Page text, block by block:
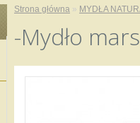
Strona główna » MYDŁA
-Mydło